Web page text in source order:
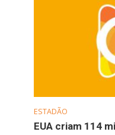
ESTADÃO
EUA criam 114